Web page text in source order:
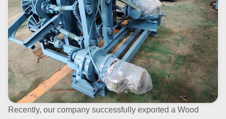
Recently, our company successfully exported a Wood